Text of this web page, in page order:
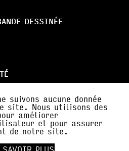
DESSINÉE
aucune donnée
site. Nous utilisons des
améliorer
et pour assurer
de notre site.